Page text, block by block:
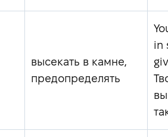
высекать в камне,
предопределять
in